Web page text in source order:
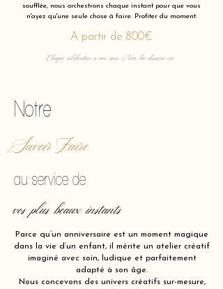
soufflée, nous orchestrons chaque instant pour que vous
n'ayez qu'une seule chose à faire. Profiter du moment.
A partir de 800€
Chaque célébration a une âme. Nous lui donnons vie.
Notre
Savoir Faire
au service de
vos plus beaux instants
Parce qu’un anniversaire est un moment magique
dans la vie d’un enfant, il mérite un atelier créatif
imaginé avec soin, ludique et parfaitement
adapté à son âge.
Nous concevons des univers créatifs sur-mesure,